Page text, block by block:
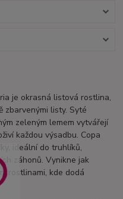
je okrasná listová rostlina,
zbarvenými listy. Syté
zeleným lemem vytvářejí
každou výsadbu. Copa
ideální do truhlíků,
záhonů. Vynikne jak
rostlinami, kde dodá